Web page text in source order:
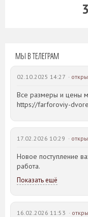
МЫ В ТЕЛЕГРАМ
02.10.2025 14:27 ·
Все размеры и цены
https://farforoviy-
17.02.2026 10:29 ·
Новое поступление
работа.
Показать ещё
16.02.2026 11:53 ·